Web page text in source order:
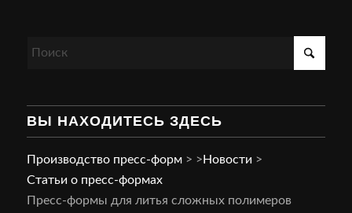
ВЫ НАХОДИТЕСЬ ЗДЕСЬ
Производство пресс-форм>
Статьи о пресс-формах
> Новости >
Пресс-формы для литья сложных полимеров